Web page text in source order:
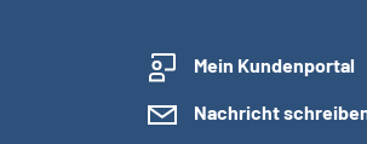
Mein Kundenportal
Nachricht